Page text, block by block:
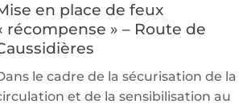
en place de feux
récompense » – Route de
le cadre de la sécurisation de la
et de la sensibilisation au